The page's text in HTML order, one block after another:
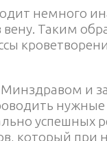
немного
Таким
и
успешных
который при